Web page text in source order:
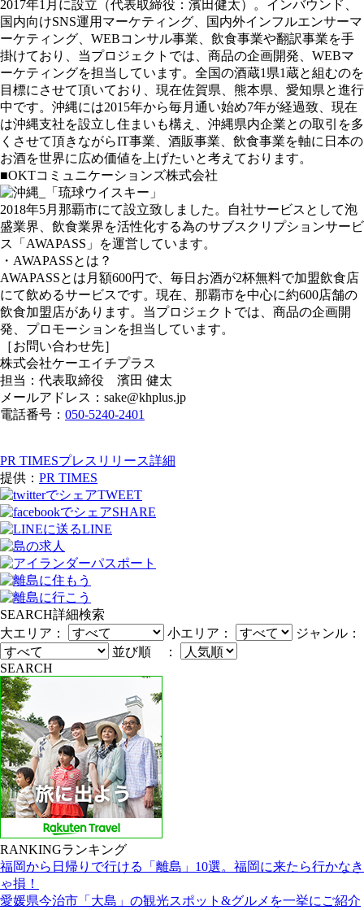
2017年1月に設立（代表取締役：濱田健太）。インバウンド、
国内向けSNS運用マーケティング、国内外インフルエンサーマ
ーケティング、WEBコンサル事業、飲食事業や翻訳事業を手
掛けており、当プロジェクトでは、商品の企画開発、WEBマ
ーケティングを担当しています。全国の酒蔵1県1蔵と組むのを
目標にさせて頂いており、現在佐賀県、熊本県、愛知県と進行
中です。沖縄には2015年から毎月通い始め7年が経過致、現在
は沖縄支社を設立し住まいも構え、沖縄県内企業との取引を多
くさせて頂きながらIT事業、酒販事業、飲食事業を軸に日本の
お酒を世界に広め価値を上げたいと考えております。
■OKTコミュニケーションズ株式会社
2018年5月那覇市にて設立致しました。自社サービスとして泡
盛業界、飲食業界を活性化する為のサブスクリプションサービ
ス「AWAPASS」を運営しています。
・AWAPASSとは？
AWAPASSとは月額600円で、毎日お酒が2杯無料で加盟飲食店
にて飲めるサービスです。現在、那覇市を中心に約600店舗の
飲食加盟店があります。当プロジェクトでは、商品の企画開
発、プロモーションを担当しています。
［お問い合わせ先］
株式会社ケーエイチプラス
担当：代表取締役 濱田 健太
メールアドレス：sake@khplus.jp
電話番号： 050-5240-2401
PR TIMESプレスリリース詳細
提供： PR TIMES
TWEET
SHARE
LINE
SEARCH詳細検索
大エリア：
小エリア：
ジャンル：
並び順 ：
SEARCH
RANKINGランキング
福岡から日帰りで行ける「離島」10選。福岡に来たら行かなき
ゃ損！
愛媛県今治市「大島」の観光スポット&グルメを一挙にご紹介